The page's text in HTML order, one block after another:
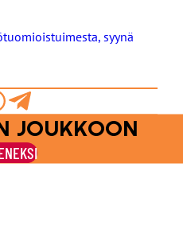
syynä
Jaa
Telegramilla
JOUKKOON